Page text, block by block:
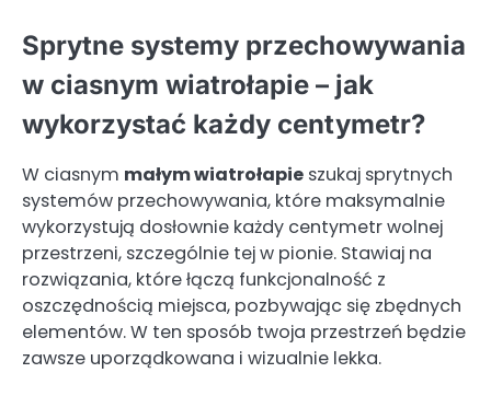
Sprytne systemy przechowywania
w ciasnym wiatrołapie – jak
wykorzystać każdy centymetr?
W ciasnym małym wiatrołapie szukaj sprytnych
systemów przechowywania, które maksymalnie
wykorzystują dosłownie każdy centymetr wolnej
przestrzeni, szczególnie tej w pionie. Stawiaj na
rozwiązania, które łączą funkcjonalność z
oszczędnością miejsca, pozbywając się zbędnych
elementów. W ten sposób twoja przestrzeń będzie
zawsze uporządkowana i wizualnie lekka.